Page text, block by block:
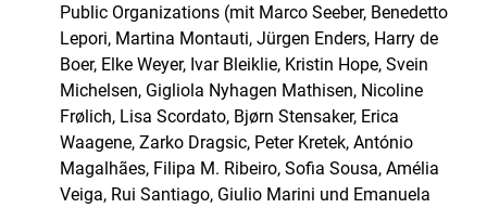
Public Organizations (mit Marco Seeber, Benedetto
Lepori, Martina Montauti, Jürgen Enders, Harry de
Boer, Elke Weyer, Ivar Bleiklie, Kristin Hope, Svein
Michelsen, Gigliola Nyhagen Mathisen, Nicoline
Frølich, Lisa Scordato, Bjørn Stensaker, Erica
Waagene, Zarko Dragsic, Peter Kretek, António
Magalhães, Filipa M. Ribeiro, Sofia Sousa, Amélia
Veiga, Rui Santiago, Giulio Marini und Emanuela